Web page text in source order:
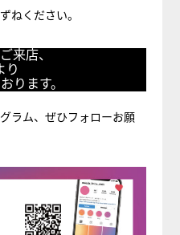
ねください。
来店、
り
ります。
ラム、ぜひフォローお願